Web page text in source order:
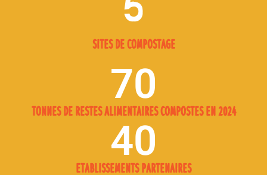
Sites de compostage
Tonnes de restes alimentaires compostes en 2024
70
Etablissements partenaires
40